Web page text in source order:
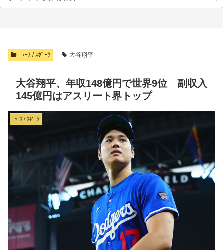
ﾆｭｰｽ / ｽﾎﾟｰﾂ 大谷翔平
大谷翔平、年収148億円で世界9位 副収入
145億円はアスリート界トップ
ﾆｭｰｽ / ｽﾎﾟｰﾂ